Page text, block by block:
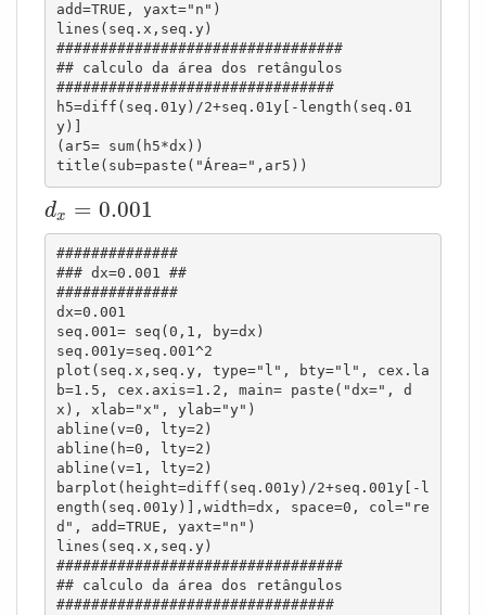
add=TRUE, yaxt="n")
lines(seq.x,seq.y)
#################################
## calculo da área dos retângulos
################################
h5=diff(seq.01y)/2+seq.01y[-length(seq.01
y)]
(ar5= sum(h5*dx))
title(sub=paste("Área=",ar5))
dx = 0.001
d =0.001
##############
### dx=0.001 ##
##############
dx=0.001
seq.001= seq(0,1, by=dx)
seq.001y=seq.001^2
plot(seq.x,seq.y, type="l", bty="l", cex.la
b=1.5, cex.axis=1.2, main= paste("dx=", d
x), xlab="x", ylab="y")
abline(v=0, lty=2)
abline(h=0, lty=2)
abline(v=1, lty=2)
barplot(height=diff(seq.001y)/2+seq.001y[-l
ength(seq.001y)],width=dx, space=0, col="re
d", add=TRUE, yaxt="n")
lines(seq.x,seq.y)
#################################
## calculo da área dos retângulos
################################